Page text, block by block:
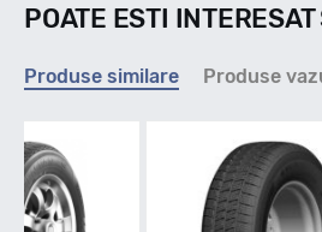
Indice viteza
R - max 170km/h
Indice greutate
POATE ESTI INTERESAT
Produse similare Produse